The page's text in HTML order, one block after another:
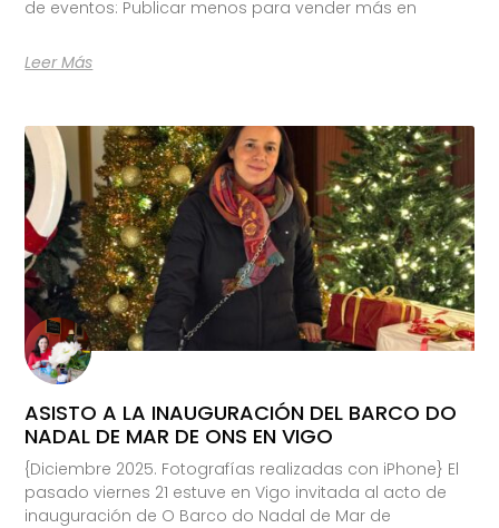
de eventos: Publicar menos para vender más en
Leer Más
ASISTO A LA INAUGURACIÓN DEL BARCO DO
NADAL DE MAR DE ONS EN VIGO
{Diciembre 2025. Fotografías realizadas con iPhone} El
pasado viernes 21 estuve en Vigo invitada al acto de
inauguración de O Barco do Nadal de Mar de